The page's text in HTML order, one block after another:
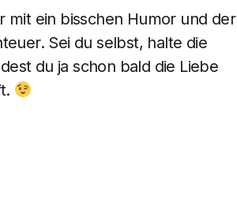
mit ein bisschen Humor und der
Sei du selbst, halte die
du ja schon bald die Liebe